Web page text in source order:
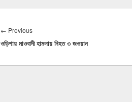
navigation
← PreviousPrevious
post:
ওড়িশায় মাওবাদী হামলায় নিহত ৩ জওয়ান